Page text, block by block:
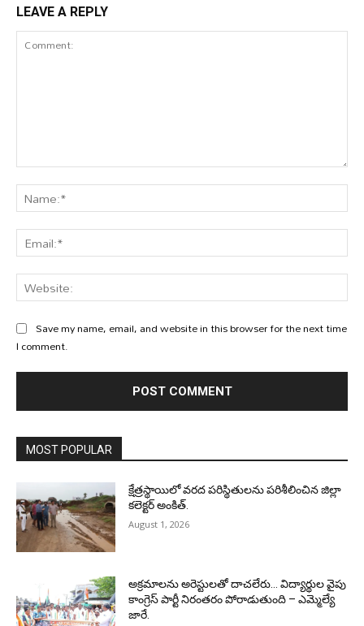
LEAVE A REPLY
Save my name, email, and website in this browser for the next time
I comment.
MOST POPULAR
క్షేత్రస్థాయిలో వరద పరిస్థితులను పరిశీలించిన జిల్లా
కలెక్టర్ అంకిత్.
August 1, 2026
అక్రమాలను అరెస్టులతో దాచలేరు… విద్యార్థుల వైపు
కాంగ్రెస్ పార్టీ నిరంతరం పోరాడుతుంది – ఎమ్మెల్యే
జారే.